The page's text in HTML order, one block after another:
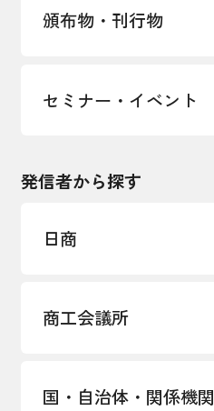
頒布物・刊行物
セミナー・イベント
発信者から探す
日商
商工会議所
国・自治体・関係機関